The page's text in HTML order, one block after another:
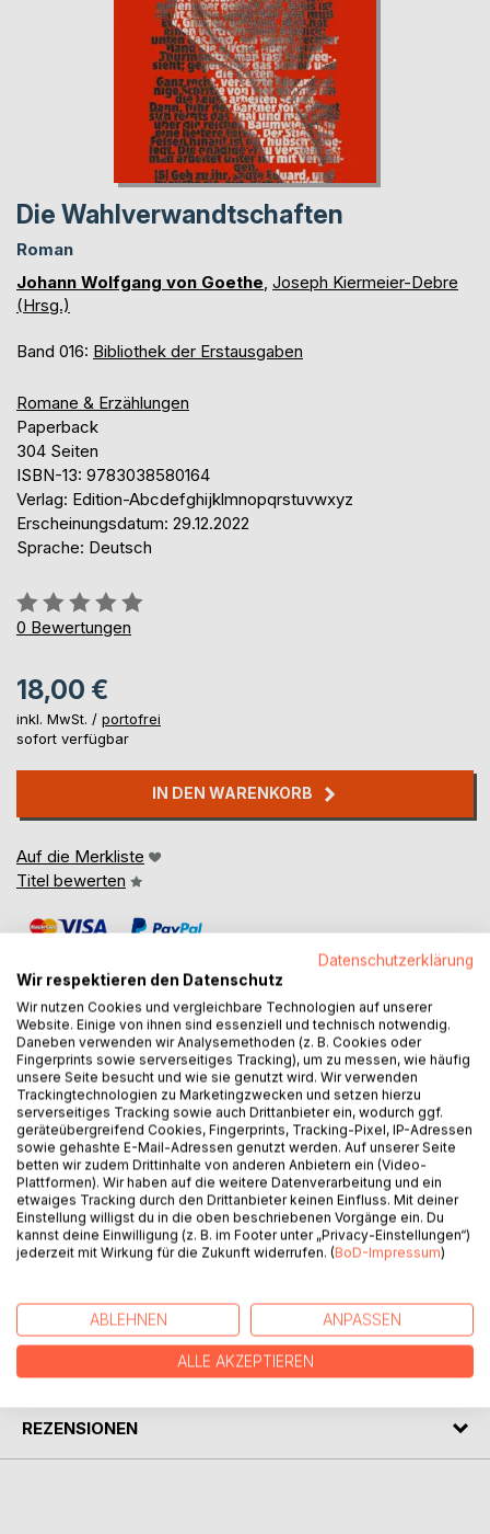
Die Wahlverwandtschaften
Roman
Johann Wolfgang von Goethe, Joseph Kiermeier-Debre
(Hrsg.)
Band 016: Bibliothek der Erstausgaben
Romane & Erzählungen
Paperback
304 Seiten
ISBN-13: 9783038580164
Verlag: Edition-Abcdefghijklmnopqrstuvwxyz
Erscheinungsdatum: 29.12.2022
Sprache: Deutsch
Bewertung::
0%
0 Bewertungen
18,00 €
inkl. MwSt. / portofrei
sofort verfügbar
IN DEN WARENKORB
Auf die Merkliste
Titel bewerten
BESCHREIBUNG
Johann Wolfgang von Goethe: Die Wahlverwandtschaften.
Roman. Der Nachdruck des Textes in der «Bibliothek der
Erstausgaben» folgt originalgetreu in Orthographie und
Interpunktion der Erstausgabe von 1809. Die
Originalpaginierung wird im fortlaufenden Text vermerkt.
Der Anhang (Textgestalt, Glossar, Zeittafel, Nachwort) gibt
Auskunft zu Leben und Werk.
AUTOR/IN
REZENSIONEN
Datenschutzerklärung
Wir respektieren den Datenschutz
Wir nutzen Cookies und vergleichbare Technologien auf unserer
Website. Einige von ihnen sind essenziell und technisch notwendig.
Daneben verwenden wir Analysemethoden (z. B. Cookies oder
Fingerprints sowie serverseitiges Tracking), um zu messen, wie häufig
unsere Seite besucht und wie sie genutzt wird. Wir verwenden
Trackingtechnologien zu Marketingzwecken und setzen hierzu
serverseitiges Tracking sowie auch Drittanbieter ein, wodurch ggf.
geräteübergreifend Cookies, Fingerprints, Tracking-Pixel, IP-Adressen
sowie gehashte E-Mail-Adressen genutzt werden. Auf unserer Seite
betten wir zudem Drittinhalte von anderen Anbietern ein (Video-
Plattformen). Wir haben auf die weitere Datenverarbeitung und ein
etwaiges Tracking durch den Drittanbieter keinen Einfluss. Mit deiner
Einstellung willigst du in die oben beschriebenen Vorgänge ein. Du
kannst deine Einwilligung (z. B. im Footer unter „Privacy-Einstellungen“)
jederzeit mit Wirkung für die Zukunft widerrufen. (BoD-Impressum)
ABLEHNEN ANPASSEN
ALLE AKZEPTIEREN